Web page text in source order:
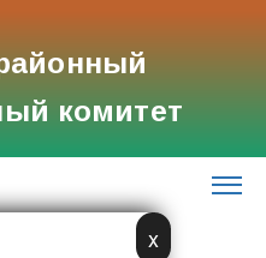
комитет
x